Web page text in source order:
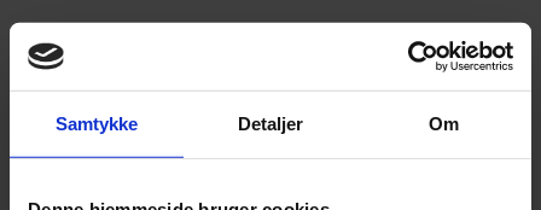
Samtykke Detaljer Om